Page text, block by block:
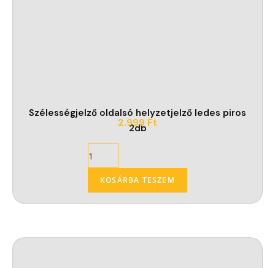
Szélességjelző oldalsó helyzetjelző ledes piros
2db
2.999 Ft
KOSÁRBA TESZEM